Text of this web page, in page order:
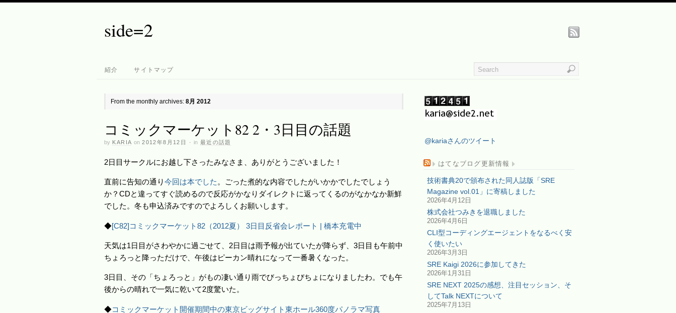
side=2
紹介 サイトマップ
From the monthly archives: 8月 2012
コミックマーケット82 2・3日目の話題
by KARIA on 2012年8月12日 · in 最近の話題
2日目サークルにお越し下さったみなさま、ありがとうございました！
直前に告知の通り今回は本でした 。ごった煮的な内容でしたがいかかでしたでしょう
か？CDと違ってすぐ読めるので反応がかなりダイレクトに返ってくるのがなかなか新鮮
でした。冬も申込済みですのでよろしくお願いします。
◆[C82]コミックマーケット82（2012夏） 3日目反省会レポート | 橋本充電中
天気は1日目がさわやかに過ごせて、2日目は雨予報が出ていたが降らず、3日目も午前中
ちょろっと降っただけで、午後はピーカン晴れになって一番暑くなった。
3日目、その「ちょろっと」がもの凄い通り雨でびっちょびちょになりましたわ。でも午
後からの晴れで一気に乾いて2度驚いた。
◆コミックマーケット開催期間中の東京ビッグサイト東ホール360度パノラマ写真
@kariaさんのツイート
はてなブログ更新情報
技術書典20で頒布された同人誌版「SRE
Magazine vol.01」に寄稿しました
2026年4月12日
株式会社つみきを退職しました
2026年4月6日
CLI型コーディングエージェントをなるべく安
く使いたい
2026年3月3日
SRE Kaigi 2026に参加してきた
2026年1月31日
SRE NEXT 2025の感想、注目セッション、そ
してTalk NEXTについて
2025年7月13日